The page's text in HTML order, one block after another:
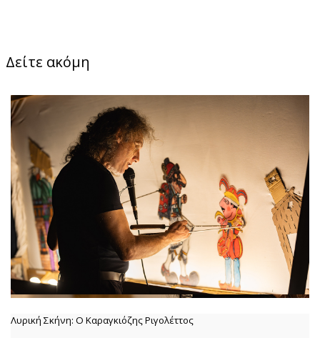
Δείτε ακόμη
Λυρική Σκήνη: Ο Καραγκιόζης Ριγολέττος